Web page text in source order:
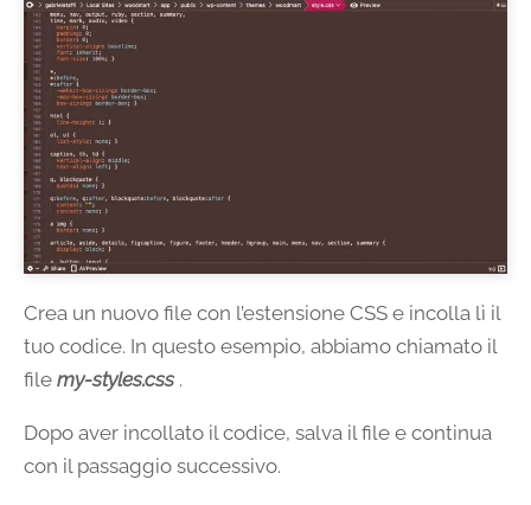
Crea un nuovo file con l’estensione CSS e incolla lì il
tuo codice. In questo esempio, abbiamo chiamato il
file my-styles.css.
Dopo aver incollato il codice, salva il file e continua
con il passaggio successivo.